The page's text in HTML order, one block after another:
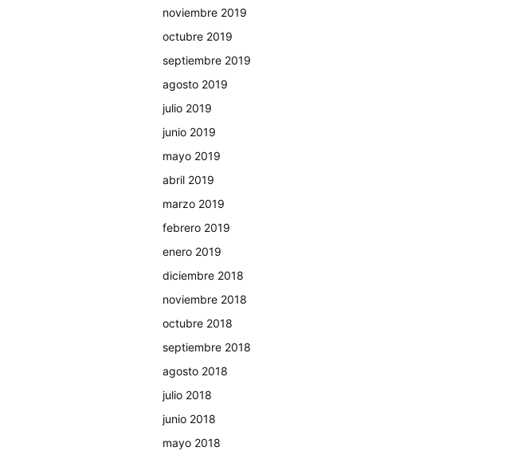
noviembre 2019
octubre 2019
septiembre 2019
agosto 2019
julio 2019
junio 2019
mayo 2019
abril 2019
marzo 2019
febrero 2019
enero 2019
diciembre 2018
noviembre 2018
octubre 2018
septiembre 2018
agosto 2018
julio 2018
junio 2018
mayo 2018